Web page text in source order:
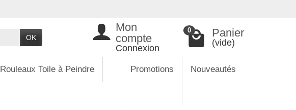
OK
Mon
compte
Connexion
0 Panier
(vide)
Rouleaux Toile à Peindre Promotions Nouveautés